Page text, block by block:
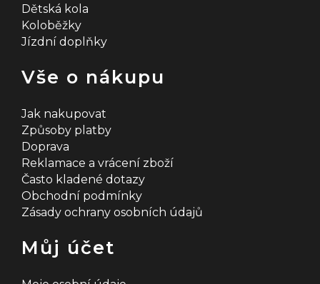
Dětská kola
Koloběžky
Jízdní doplňky
Vše o nákupu
Jak nakupovat
Způsoby platby
Doprava
Reklamace a vrácení zboží
Často kladené dotazy
Obchodní podmínky
Zásady ochrany osobních údajů
Můj účet